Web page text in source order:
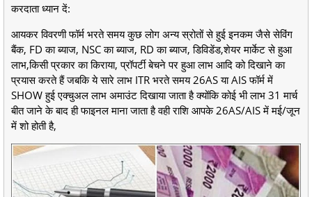
करदाता ध्यान दें:
आयकर विवरणी फॉर्म भरते समय कुछ लोग अन्य स्रोतों से हुई इनकम जैसे सेविंग
बैंक, FD का ब्याज, NSC का ब्याज, RD का ब्याज, डिविडेंड,शेयर मार्केट से हुआ
लाभ,किसी प्रकार का किराया, प्रॉपर्टी बेचने पर हुआ लाभ आदि को दिखाने का
प्रयास करते हैं जबकि ये सारे लाभ ITR भरते समय 26AS या AIS फॉर्म में
SHOW हुई एक्चुअल लाभ अमाउंट दिखाया जाता है क्योंकि कोई भी लाभ 31 मार्च
बीत जाने के बाद ही फाइनल माना जाता है वही राशि आपके 26AS/AIS में मई/जून
में शो होती है,